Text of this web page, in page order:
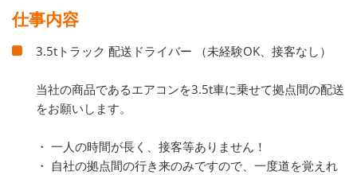
仕事内容
3.5tトラック 配送ドライバー （未経験OK、接客なし）
当社の商品であるエアコンを3.5t車に乗せて拠点間の配送
をお願いします。
・ 一人の時間が長く、接客等ありません！
・ 自社の拠点間の行き来のみですので、一度道を覚えれ